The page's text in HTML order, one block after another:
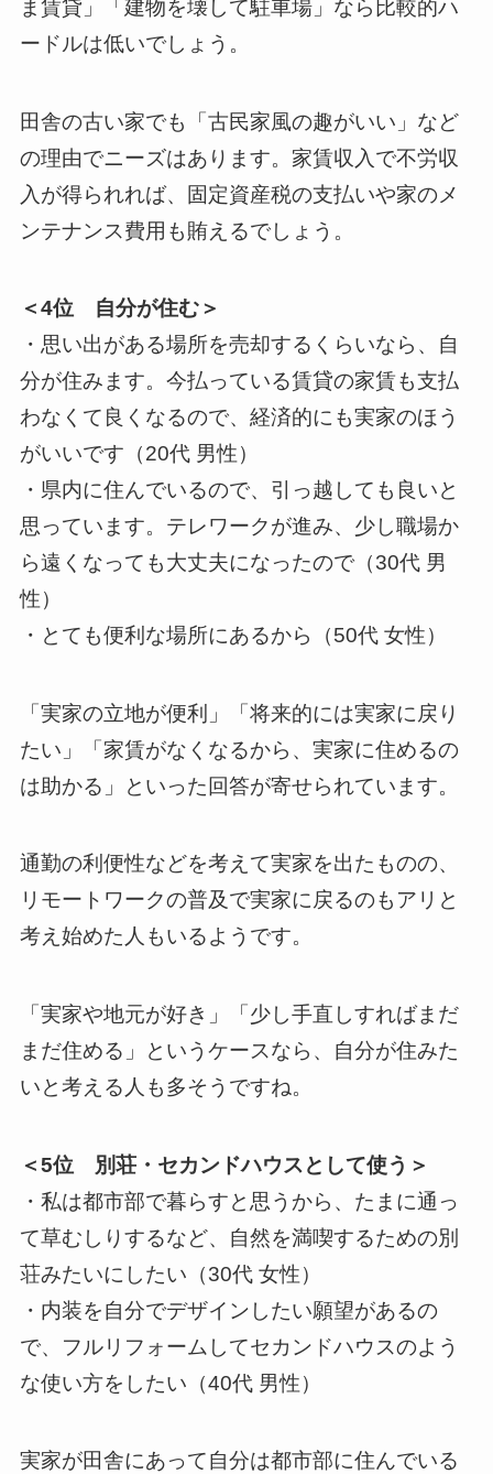
ま賃貸」「建物を壊して駐車場」なら比較的ハ
ードルは低いでしょう。
田舎の古い家でも「古民家風の趣がいい」など
の理由でニーズはあります。家賃収入で不労収
入が得られれば、固定資産税の支払いや家のメ
ンテナンス費用も賄えるでしょう。
＜4位 自分が住む＞
・思い出がある場所を売却するくらいなら、自
分が住みます。今払っている賃貸の家賃も支払
わなくて良くなるので、経済的にも実家のほう
がいいです（20代 男性）
・県内に住んでいるので、引っ越しても良いと
思っています。テレワークが進み、少し職場か
ら遠くなっても大丈夫になったので（30代 男
性）
・とても便利な場所にあるから（50代 女性）
「実家の立地が便利」「将来的には実家に戻り
たい」「家賃がなくなるから、実家に住めるの
は助かる」といった回答が寄せられています。
通勤の利便性などを考えて実家を出たものの、
リモートワークの普及で実家に戻るのもアリと
考え始めた人もいるようです。
「実家や地元が好き」「少し手直しすればまだ
まだ住める」というケースなら、自分が住みた
いと考える人も多そうですね。
＜5位 別荘・セカンドハウスとして使う＞
・私は都市部で暮らすと思うから、たまに通っ
て草むしりするなど、自然を満喫するための別
荘みたいにしたい（30代 女性）
・内装を自分でデザインしたい願望があるの
で、フルリフォームしてセカンドハウスのよう
な使い方をしたい（40代 男性）
実家が田舎にあって自分は都市部に住んでいる